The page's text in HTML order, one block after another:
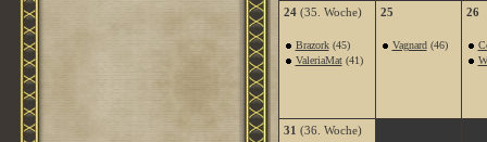
24(35. Woche)
Brazork(45)
ValeriaMat(41)
25
Vagnard(46)
26
31 (36. Woche)